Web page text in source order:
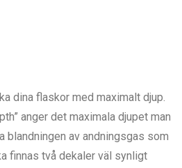
dina flaskor med maximalt djup.
anger det maximala djupet man
blandningen av andningsgas som
finnas två dekaler väl synligt